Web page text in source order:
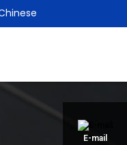
E-mail